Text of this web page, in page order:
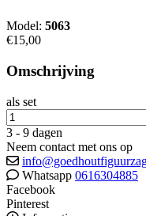
Model: 5063
€15,00
Omschrijving
als set
3 - 9 dagen
Neem contact met ons op
Whatsapp 0616304885
Facebook
Pinterest